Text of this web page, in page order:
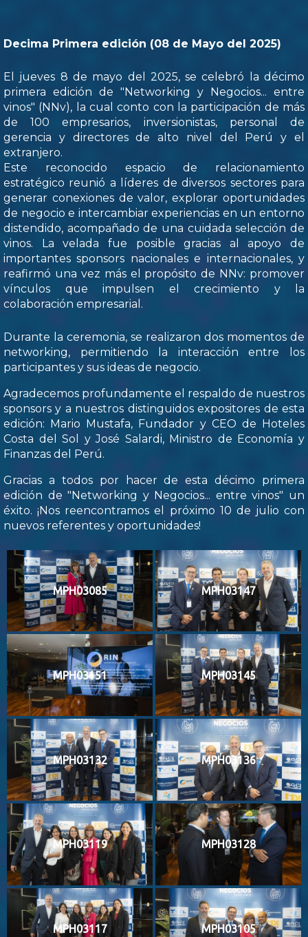
Decima Primera edición (08 de Mayo del 2025)
El jueves 8 de mayo del 2025, se celebró la décimo
primera edición de "Networking y Negocios... entre
vinos" (NNv), la cual conto con la participación de más
de 100 empresarios, inversionistas, personal de
gerencia y directores de alto nivel del Perú y el
extranjero.
Este reconocido espacio de relacionamiento
estratégico reunió a líderes de diversos sectores para
generar conexiones de valor, explorar oportunidades
de negocio e intercambiar experiencias en un entorno
distendido, acompañado de una cuidada selección de
vinos. La velada fue posible gracias al apoyo de
importantes sponsors nacionales e internacionales, y
reafirmó una vez más el propósito de NNv: promover
vínculos que impulsen el crecimiento y la
colaboración empresarial.
Durante la ceremonia, se realizaron dos momentos de
networking, permitiendo la interacción entre los
participantes y sus ideas de negocio.
Agradecemos profundamente el respaldo de nuestros
sponsors y a nuestros distinguidos expositores de esta
edición: Mario Mustafa, Fundador y CEO de Hoteles
Costa del Sol y José Salardi, Ministro de Economía y
Finanzas del Perú.
Gracias a todos por hacer de esta décimo primera
edición de "Networking y Negocios... entre vinos" un
éxito. ¡Nos reencontramos el próximo 10 de julio con
nuevos referentes y oportunidades!
MPH03085 MPH03147
MPH03151 MPH03145
MPH03132 MPH03136
MPH03119 MPH03128
MPH03117 MPH03105